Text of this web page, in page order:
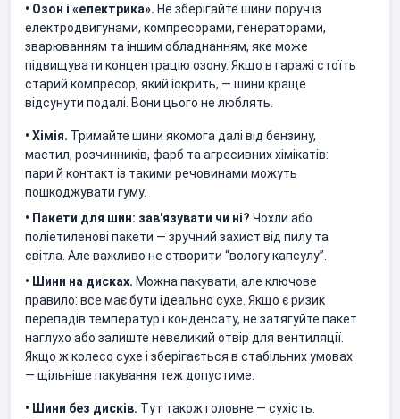
• Озон і «електрика». Не зберігайте шини поруч із
електродвигунами, компресорами, генераторами,
зварюванням та іншим обладнанням, яке може
підвищувати концентрацію озону. Якщо в гаражі стоїть
старий компресор, який іскрить, — шини краще
відсунути подалі. Вони цього не люблять.
• Хімія. Тримайте шини якомога далі від бензину,
мастил, розчинників, фарб та агресивних хімікатів:
пари й контакт із такими речовинами можуть
пошкоджувати гуму.
• Пакети для шин: зав'язувати чи ні? Чохли або
поліетиленові пакети — зручний захист від пилу та
світла. Але важливо не створити “вологу капсулу”.
• Шини на дисках. Можна пакувати, але ключове
правило: все має бути ідеально сухе. Якщо є ризик
перепадів температур і конденсату, не затягуйте пакет
наглухо або залиште невеликий отвір для вентиляції.
Якщо ж колесо сухе і зберігається в стабільних умовах
— щільніше пакування теж допустиме.
• Шини без дисків. Тут також головне — сухість.